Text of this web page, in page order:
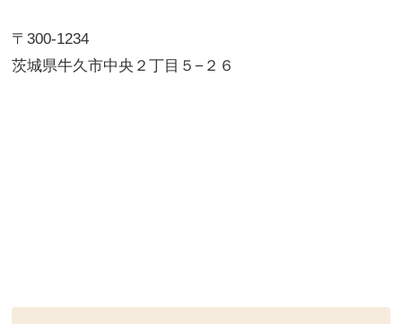
〒300-1234
茨城県牛久市中央２丁目５−２６